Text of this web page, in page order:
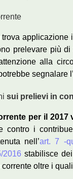
applicazione
prelevare più
alla
segnalare
sui prelievi in
per il
contro i
nell’art. 7 -
2016 stabilisce dei
oltre i